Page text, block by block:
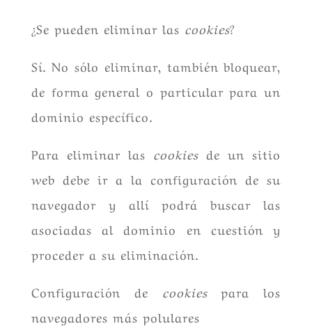
¿Se pueden eliminar las cookies?
Sí. No sólo eliminar, también bloquear,
de forma general o particular para un
dominio específico.
Para eliminar las cookies de un sitio
web debe ir a la configuración de su
navegador y allí podrá buscar las
asociadas al dominio en cuestión y
proceder a su eliminación.
Configuración de cookies
para los
navegadores más polulares